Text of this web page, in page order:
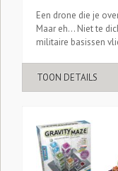
Een drone die je
Maar eh... Niet te
militaire basissen
TOON DETAILS